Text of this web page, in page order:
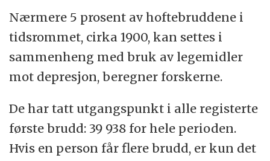
Nærmere 5 prosent av hoftebruddene i
tidsrommet, cirka 1900, kan settes i
sammenheng med bruk av legemidler
mot depresjon, beregner forskerne.
De har tatt utgangspunkt i alle registerte
første brudd: 39 938 for hele perioden.
Hvis en person får flere brudd, er kun det